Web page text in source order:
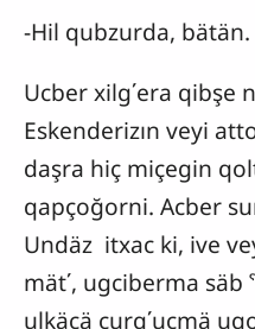
-Hil qubzurda, bätän.
Ucber xilg΄era qibşe
Eskenderizın veyi
daşra hiç miçegin
qapçoğorni. Acber
Undäz itxac ki, ive
mät΄, ugciberma säb
ulkäcä çurq΄ucmä